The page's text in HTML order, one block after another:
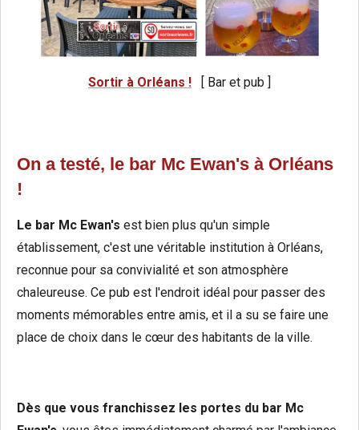
Sortir à Orléans ! [ Bar et pub ]
On a testé, le bar Mc Ewan's à Orléans
!
Le bar Mc Ewan's est bien plus qu'un simple
établissement, c'est une véritable institution à Orléans,
reconnue pour sa convivialité et son atmosphère
chaleureuse. Ce pub est l'endroit idéal pour passer des
moments mémorables entre amis, et il a su se faire une
place de choix dans le cœur des habitants de la ville.
Dès que vous franchissez les portes du bar Mc